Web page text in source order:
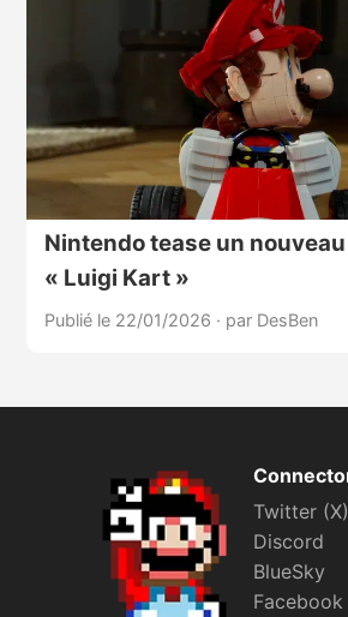
Nintendo tease un nouveau
« Luigi Kart »
Publié le 22/01/2026 · par DesBen
Twitter (X)
Discord
BlueSky
Facebook